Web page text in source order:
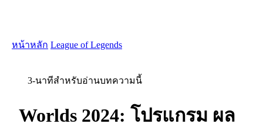
หน้าหลัก League of Legends
3-นาทีสำหรับอ่านบทความนี้
Worlds 2024: โปรแกรม ผล